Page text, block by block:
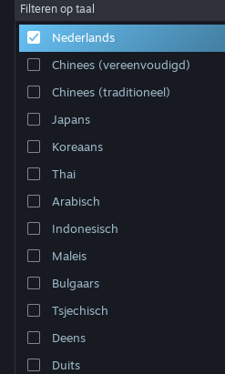
Ondersteuning
Taal wijzigen
Download de mobiele Steam-app
Desktopwebsite weergeven
Filteren op taal
Nederlands
Chinees (vereenvoudigd)
Chinees (traditioneel)
Japans
Koreaans
Thai
Arabisch
Indonesisch
Maleis
Bulgaars
Tsjechisch
Deens
Duits
Sorteren op Relevantie
0 resultaten komen overeen met je
uitgesloten op basis van je voorkeuren.